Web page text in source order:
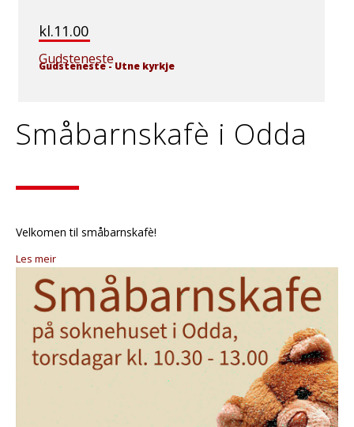
kl.11.00
Gudsteneste
Gudsteneste-Utne kyrkje
Småbarnskafè i Odda
Velkomen til småbarnskafè!
Les meir